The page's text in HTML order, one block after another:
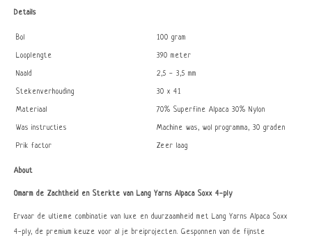
Details
Bol 100 gram
Looplengte 390 meter
Naald 2,5 - 3,5 mm
Stekenverhouding 30 x 41
Materiaal 70% Superfine Alpaca 30% Nylon
Was instructies Machine was, wol programma, 30 graden
Prik factor Zeer laag
About
Omarm de Zachtheid en Sterkte van Lang Yarns Alpaca Soxx 4-ply
Ervaar de ultieme combinatie van luxe en duurzaamheid met Lang Yarns Alpaca Soxx
4-ply, de premium keuze voor al je breiprojecten. Gesponnen van de fijnste